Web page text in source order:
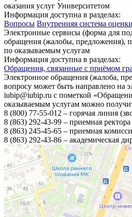
оказания услуг Университетом
Информация доступна в разделах:
Вопросы Внутренняя система
Электронные сервисы (форма для
обращения (жалобы, предложения),
по оказываемым услугам
Информация доступна в разделах:
Обращения, связанные с приёмом
Электронное обращения (жалоба,
вопросу может быть направлено на
iubip@iubip.ru с пометкой
оказываемым услугам можно
8 (800) 77-55-012 – горячая линия
8 (863) 292-43-99 – приемная ректора
8 (863) 245-45-65 – приемная
8 (863) 292-43-86 – академическая